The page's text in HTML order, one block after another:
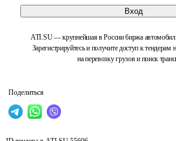
Вход
ATI.SU — крупнейшая в России биржа
Зарегистрируйтесь и получите доступ к тендерам
на перевозку грузов и поиск
Поделиться